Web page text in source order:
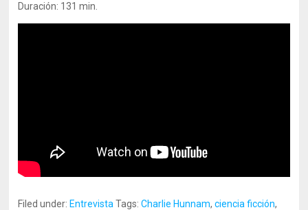
Duración: 131 min.
Filed under: Entrevista Tags:Charlie Hunnam,ciencia ficción,